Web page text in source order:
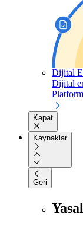
Dijital
Dijital
Kapat
Kaynaklar
Geri